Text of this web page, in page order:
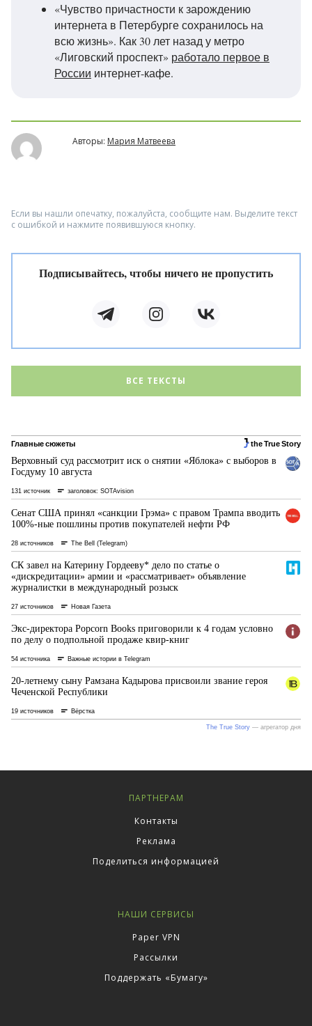
«Чувство причастности к зарождению
интернета в Петербурге сохранилось на
всю жизнь». Как 30 лет назад у метро
«Лиговский проспект» работало первое в
России интернет-кафе.
Авторы: Мария Матвеева
Если вы нашли опечатку, пожалуйста, сообщите нам. Выделите текст
с ошибкой и нажмите появившуюся кнопку.
Подписывайтесь, чтобы ничего не пропустить
ВСЕ ТЕКСТЫ
ПАРТНЕРАМ
Контакты
Реклама
Поделиться информацией
НАШИ СЕРВИСЫ
Paper VPN
Рассылки
Поддержать «Бумагу»